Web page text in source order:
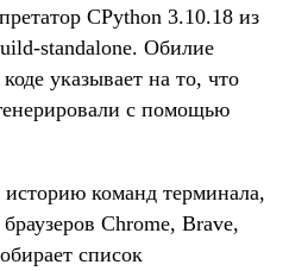
CPython 3.10.18 из
standalone. Обилие
указывает на то, что
с помощью
команд терминала,
Chrome, Brave,
список